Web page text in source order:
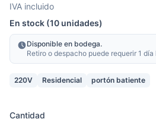
IVA incluido
En stock (10 unidades)
Disponible en bodega.
Retiro o despacho puede requerir 1
220V Residencial portón batiente
Cantidad